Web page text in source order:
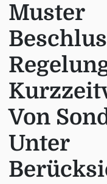
Muster
Von
Unter